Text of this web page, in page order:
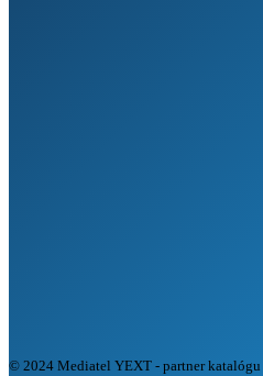
© 2024 Mediatel YEXT - partner katalógu